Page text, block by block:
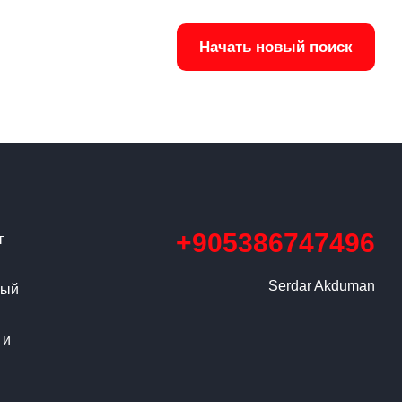
Начать новый поиск
+905386747496
Serdar Akduman